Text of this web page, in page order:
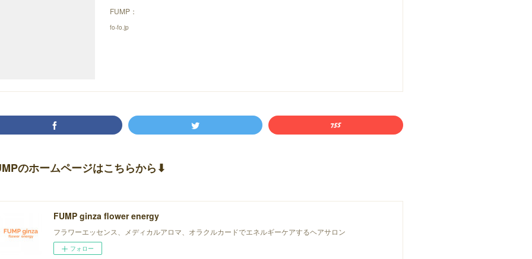
FUMP：
fo-fo.jp
のホームページはこちらから⬇︎
FUMP ginza flower energy
フラワーエッセンス、メディカルアロマ、オラクルカードでエネルギーケアするヘアサロン
フォロー